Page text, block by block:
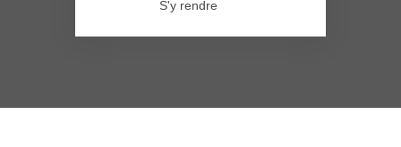
S'y rendre